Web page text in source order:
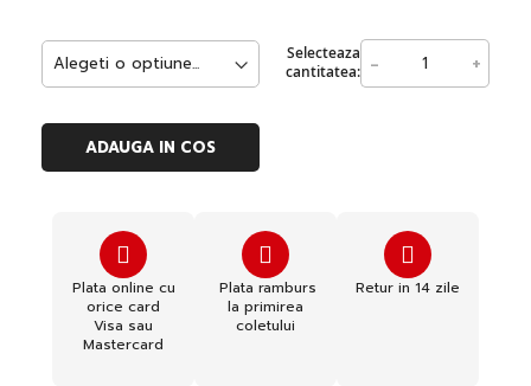
Selecteaza
cantitatea: - +
ADAUGA IN COS
Plata online cu
orice card
Visa sau
Mastercard
Plata ramburs
la primirea
coletului
Retur in 14 zile